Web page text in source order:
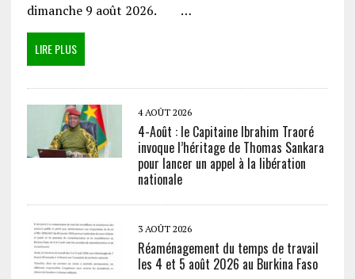
dimanche 9 août 2026. …
LIRE PLUS
4 AOÛT 2026
4-Août : le Capitaine Ibrahim Traoré
invoque l’héritage de Thomas Sankara
pour lancer un appel à la libération
nationale
3 AOÛT 2026
Réaménagement du temps de travail
les 4 et 5 août 2026 au Burkina Faso